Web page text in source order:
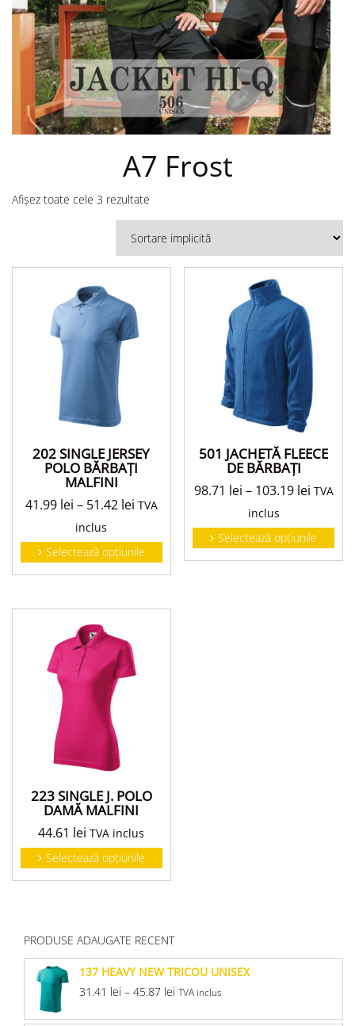
A7 Frost
Afișez toate cele 3 rezultate
202 SINGLE JERSEY
POLO BĂRBAŢI
MALFINI
41.99 lei – 51.42 lei TVA
inclus
Selectează opțiunile
501 JACHETĂ FLEECE
DE BĂRBAŢI
98.71 lei – 103.19 lei TVA
inclus
Selectează opțiunile
223 SINGLE J. POLO
DAMĂ MALFINI
44.61 lei TVA inclus
Selectează opțiunile
PRODUSE ADAUGATE RECENT
137 HEAVY NEW TRICOU UNISEX
31.41 lei – 45.87 lei TVA inclus